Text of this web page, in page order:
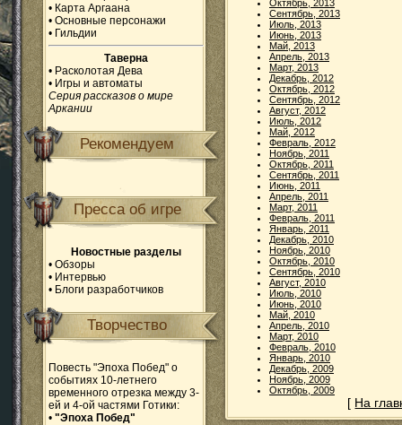
• Карта Аргаана
• Основные персонажи
• Гильдии
Таверна
• Расколотая Дева
• Игры и автоматы
Серия рассказов о мире
Аркании
Рекомендуем
Пресса об игре
Новостные разделы
• Обзоры
• Интервью
• Блоги разработчиков
Творчество
Повесть "Эпоха Побед" о
событиях 10-летнего
временного отрезка между 3-
ей и 4-ой частями Готики:
• "Эпоха Побед"
Октябрь, 2013
Сентябрь, 2013
Июль, 2013
Июнь, 2013
Май, 2013
Апрель, 2013
Март, 2013
Декабрь, 2012
Октябрь, 2012
Сентябрь, 2012
Август, 2012
Июль, 2012
Май, 2012
Февраль, 2012
Ноябрь, 2011
Октябрь, 2011
Сентябрь, 2011
Июнь, 2011
Апрель, 2011
Март, 2011
Февраль, 2011
Январь, 2011
Декабрь, 2010
Ноябрь, 2010
Октябрь, 2010
Сентябрь, 2010
Август, 2010
Июль, 2010
Июнь, 2010
Май, 2010
Апрель, 2010
Март, 2010
Февраль, 2010
Январь, 2010
Декабрь, 2009
Ноябрь, 2009
Октябрь, 2009
[ На